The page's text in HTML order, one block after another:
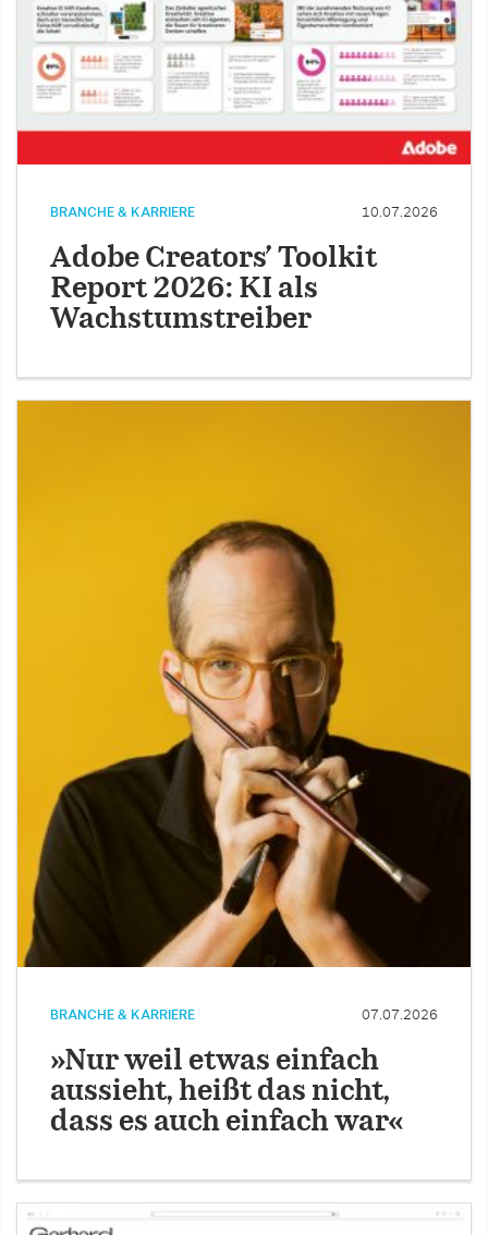
BRANCHE & KARRIERE 10.07.2026
Adobe Creators’ Toolkit
Report 2026: KI als
Wachstumstreiber
BRANCHE & KARRIERE 07.07.2026
»Nur weil etwas einfach
aussieht, heißt das nicht,
dass es auch einfach war«